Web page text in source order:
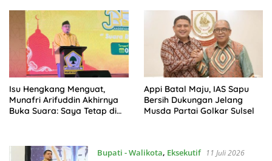
Isu Hengkang Menguat,
Munafri Arifuddin Akhirnya
Buka Suara: Saya Tetap di
Appi Batal Maju, IAS Sapu
Bersih Dukungan Jelang
Musda Partai Golkar Sulsel
Bupati - Walikota, Eksekutif 11 Juli 2026